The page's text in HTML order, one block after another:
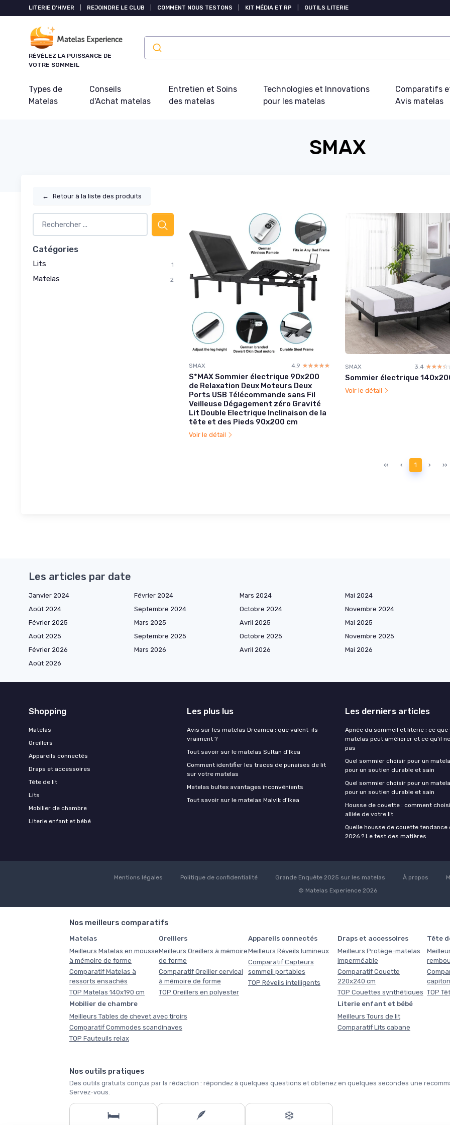
LITERIE D'HIVER REJOINDRE LE CLUB COMMENT NOUS TESTONS KIT MÉDIA ET RP OUTILS LITERIE
RÉVÉLEZ LA PUISSANCE DE
VOTRE SOMMEIL
Types de
Matelas
Conseils
d'Achat matelas
Entretien et Soins
des matelas
Technologies et Innovations
pour les matelas
Comparatifs
Avis matelas
SMAX
← Retour à la liste des produits
Catégories
Lits 1
Matelas 2
SMAX 4.9 ☆☆☆☆☆
★★★★★
S*MAX Sommier électrique 90x200
de Relaxation Deux Moteurs Deux
Ports USB Télécommande sans Fil
Veilleuse Dégagement zéro Gravité
Lit Double Electrique Inclinaison de la
tête et des Pieds 90x200 cm
Voir le détail
SMAX 3.4
Sommier électrique
Voir le détail
‹‹ ‹ 1 › ››
Les articles par date
Janvier 2024 Février 2024 Mars 2024 Mai 2024
Août 2024
Septembre 2024 Octobre 2024 Novembre 2024
Février 2025
Mars 2025 Avril 2025 Mai 2025
Août 2025
Septembre 2025 Octobre 2025 Novembre 2025
Février 2026
Mars 2026 Avril 2026 Mai 2026
Août 2026
Shopping
Matelas
Oreillers
Appareils connectés
Draps et accessoires
Tête de lit
Lits
Mobilier de chambre
Literie enfant et bébé
Les plus lus
Avis sur les matelas Dreamea : que valent-ils
vraiment ?
Tout savoir sur le matelas Sultan d'Ikea
Comment identifier les traces de punaises de lit
sur votre matelas
Matelas bultex avantages inconvénients
Tout savoir sur le matelas Malvik d'Ikea
Les derniers articles
Apnée du sommeil et literie : ce
matelas peut améliorer et ce qu'il
pas
Quel sommier choisir pour un
pour un soutien durable et sain
Quel sommier choisir pour un
pour un soutien durable et sain
Housse de couette : comment
alliée de votre lit
Quelle housse de couette tendance
2026 ? Le test des matières
Mentions légales Politique de confidentialité Grande Enquête 2025 sur les matelas À propos
© Matelas Experience 2026
Nos meilleurs comparatifs
Matelas
Meilleurs Matelas en mousse
à mémoire de forme
Comparatif Matelas à
ressorts ensachés
TOP Matelas 140x190 cm
Oreillers
Meilleurs Oreillers à mémoire
de forme
Comparatif Oreiller cervical
à mémoire de forme
TOP Oreillers en polyester
Appareils connectés
Meilleurs Réveils lumineux
Comparatif Capteurs
sommeil portables
TOP Réveils intelligents
Draps et accessoires
Meilleurs Protège-matelas
imperméable
Comparatif Couette
220x240 cm
TOP Couettes synthétiques
Tête
TOP
Mobilier de chambre
Meilleurs Tables de chevet avec tiroirs
Comparatif Commodes scandinaves
TOP Fauteuils relax
Literie enfant et bébé
Meilleurs Tours de lit
Comparatif Lits cabane
Nos outils pratiques
Des outils gratuits conçus par la rédaction : répondez à quelques questions et obtenez en quelques secondes une
Servez-vous.
🛏️ 🪶 ❄️
Panneau de gestion des cookies